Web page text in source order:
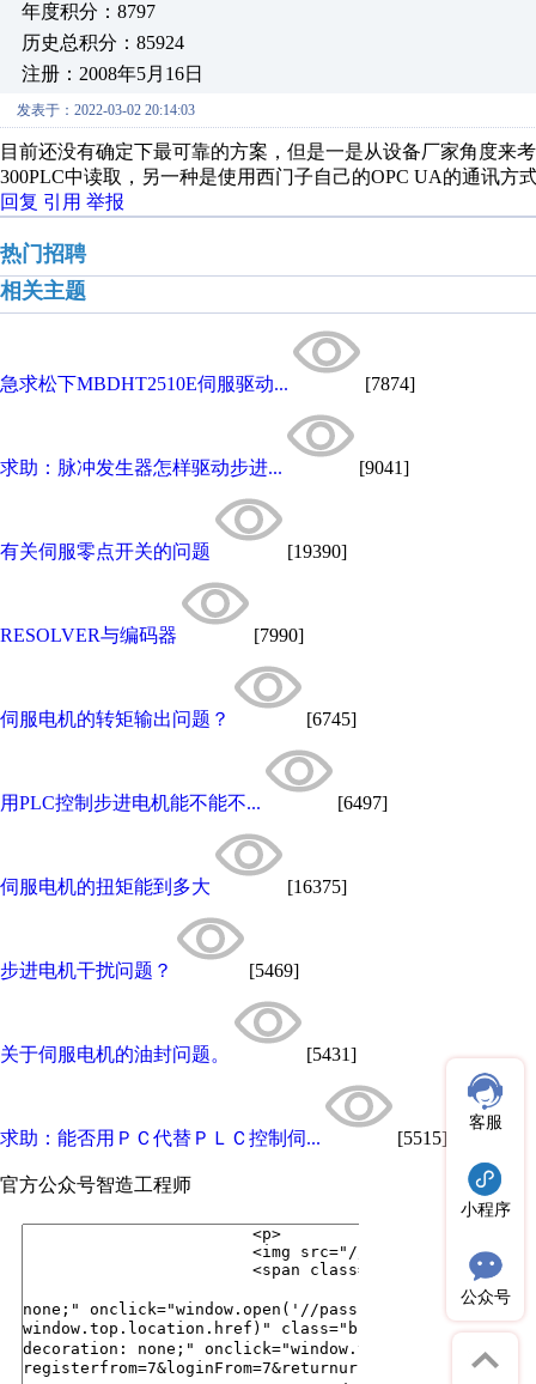
年度积分：8797
历史总积分：85924
注册：2008年5月16日
发表于：2022-03-02 20:14:03
目前还没有确定下最可靠的方案，但是一是从设备厂家角度来
300PLC中读取，另一种是使用西门子自己的OPC UA的通讯方
回复 引用 举报
热门招聘
相关主题
急求松下MBDHT2510E伺服驱动... [7874]
求助：脉冲发生器怎样驱动步进... [9041]
有关伺服零点开关的问题 [19390]
RESOLVER与编码器 [7990]
伺服电机的转矩输出问题？ [6745]
用PLC控制步进电机能不能不... [6497]
伺服电机的扭矩能到多大 [16375]
步进电机干扰问题？ [5469]
关于伺服电机的油封问题。 [5431]
求助：能否用ＰＣ代替ＰＬＣ控制伺... [5515]
官方公众号智造工程师
客服
小程序
公众号